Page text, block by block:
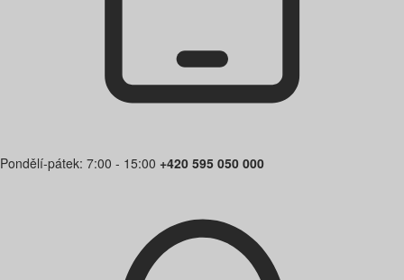
Pondělí-pátek: 7:00 - 15:00 +420 595 050 000